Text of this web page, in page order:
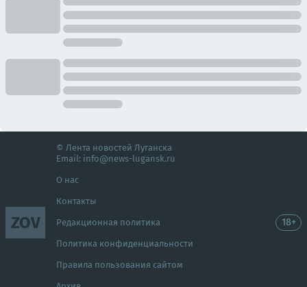
ZOV
© Лента новостей Луганска
Email: info@news-lugansk.ru
О нас
Контакты
Редакционная политика
Политика конфиденциальности
Правила пользования сайтом
18+